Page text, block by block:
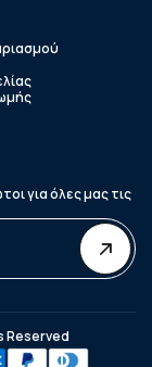
για όλες μας τις
Reserved